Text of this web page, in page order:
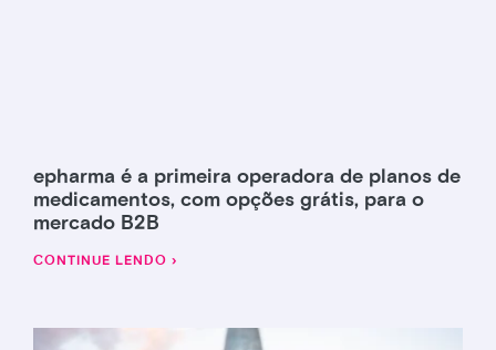
epharma é a primeira operadora de planos de
medicamentos, com opções grátis, para o
mercado B2B
CONTINUE LENDO ›